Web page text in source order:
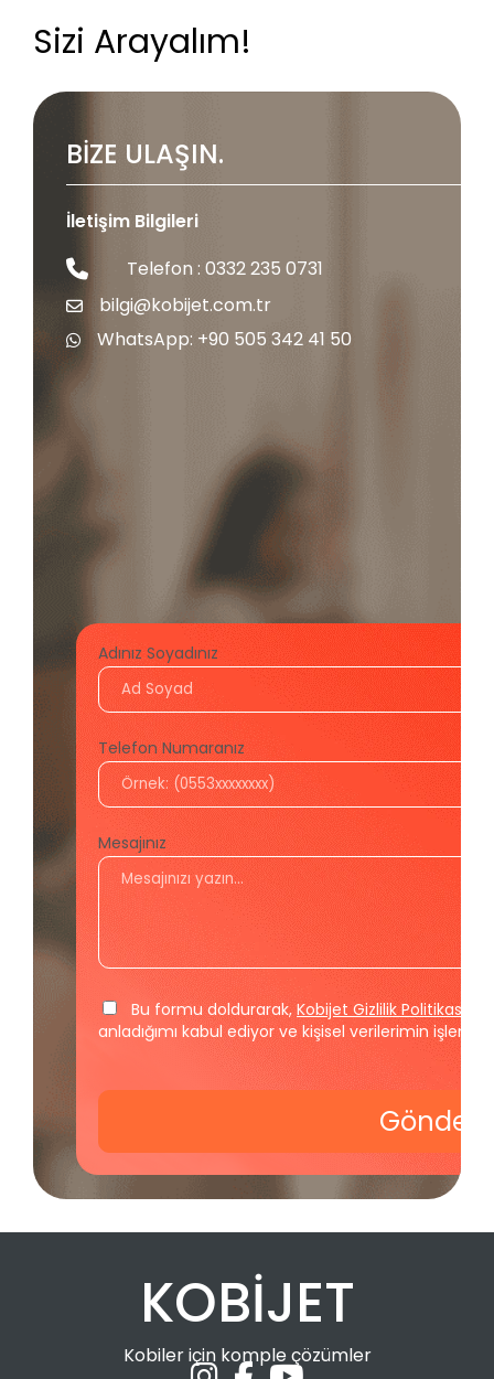
Sizi Arayalım!
BİZE ULAŞIN.
İletişim Bilgileri
Telefon : 0332 235 0731
bilgi@kobijet.com.tr
WhatsApp: +90 505 342 41 50
Adınız Soyadınız
Telefon Numaranız
Mesajınız
Bu formu doldurarak, Kobijet Gizlilik Politikası
anladığımı kabul ediyor ve kişisel verilerimin
Gönder
KOBİJET
Kobiler için komple çözümler